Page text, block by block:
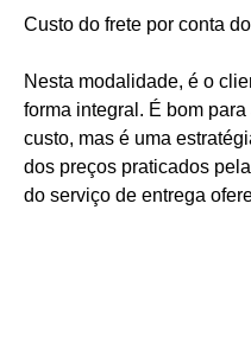
Custo do frete por conta
Nesta modalidade, é o
forma integral. É bom
custo, mas é uma
dos preços praticados
do serviço de entrega